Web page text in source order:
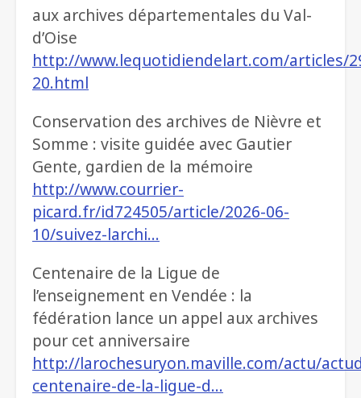
aux archives départementales du Val-
d’Oise
http://www.lequotidiendelart.com/articles/
20.html
Conservation des archives de Nièvre et
Somme : visite guidée avec Gautier
Gente, gardien de la mémoire
http://www.courrier-
picard.fr/id724505/article/2026-06-
10/suivez-larchi…
Centenaire de la Ligue de
l’enseignement en Vendée : la
fédération lance un appel aux archives
pour cet anniversaire
http://larochesuryon.maville.com/actu/
centenaire-de-la-ligue-d…